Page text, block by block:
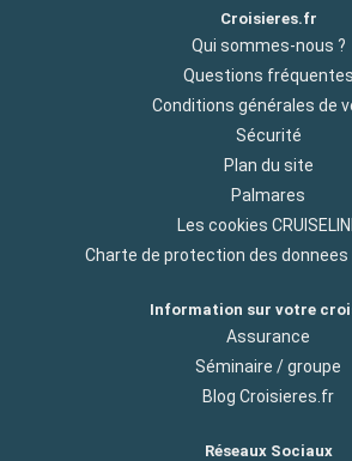
Croisieres.fr
Qui sommes-nous ?
Questions fréquentes
Conditions générales de
Sécurité
Plan du site
Palmares
Les cookies
Charte de protection des
Information sur votre
Assurance
Séminaire / groupe
Blog Croisieres.fr
Réseaux Sociaux